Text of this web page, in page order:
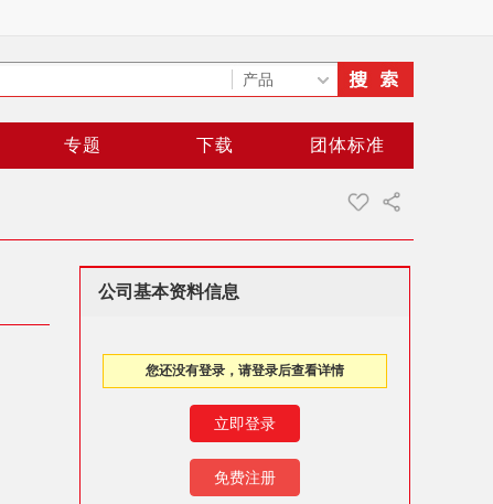
专题 下载 团体标准
公司基本资料信息
您还没有登录，请登录后查看详情